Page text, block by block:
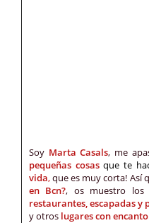
Soy Marta Casals, me
pequeñas cosasque te
vida,que es muy corta! Así
en Bcn?, os muestro los
restaurantes, escapadas y
y otros lugares con